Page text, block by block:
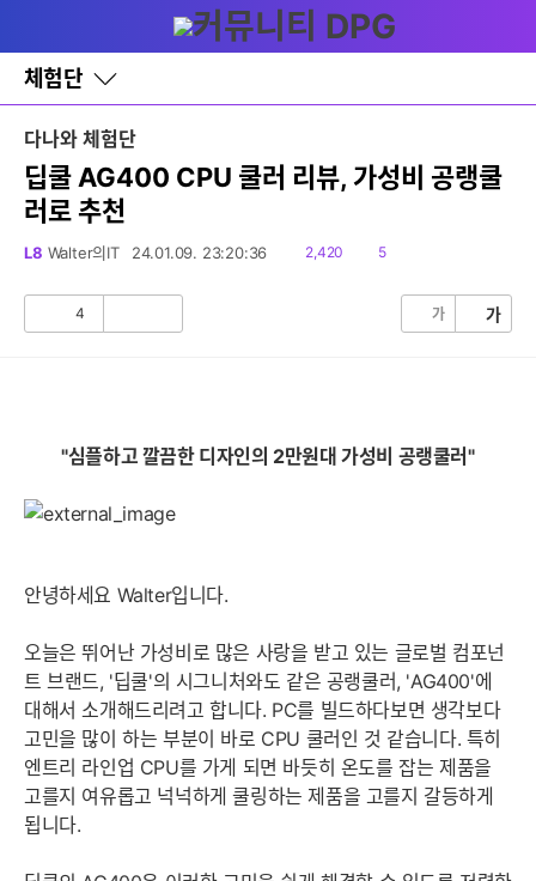
와
홈
체험단
바
로
가
기
레
이
어
창
토
다나와 체험단
딥쿨 AG400 CPU 쿨러 리뷰, 가성비 공랭쿨
러로 추천
L8 Walter의IT 24.01.09. 23:20:36
읽
2,420
댓
5
4 가 가
"심플하고 깔끔한 디자인의 2만원대 가성비 공랭쿨러"
안녕하세요 Walter입니다.
오늘은 뛰어난 가성비로 많은 사랑을 받고 있는 글로벌 컴포넌
트 브랜드, '딥쿨'의 시그니처와도 같은 공랭쿨러, 'AG400'에
대해서 소개해드리려고 합니다. PC를 빌드하다보면 생각보다
고민을 많이 하는 부분이 바로 CPU 쿨러인 것 같습니다. 특히
엔트리 라인업 CPU를 가게 되면 바듯히 온도를 잡는 제품을
고를지 여유롭고 넉넉하게 쿨링하는 제품을 고를지 갈등하게
됩니다.